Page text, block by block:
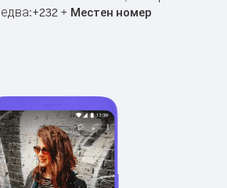
+232+ Местен номер